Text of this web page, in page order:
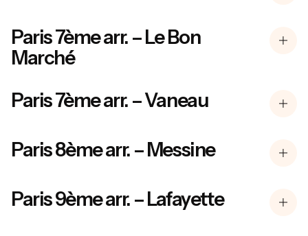
Paris 7ème arr. – Le Bon
Marché
Paris 7ème arr. – Vaneau
Paris 8ème arr. – Messine
Paris 9ème arr. – Lafayette